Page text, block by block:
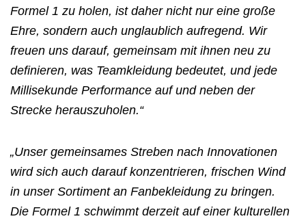
Formel 1 zu holen, ist daher nicht nur eine große
Ehre, sondern auch unglaublich aufregend. Wir
freuen uns darauf, gemeinsam mit ihnen neu zu
definieren, was Teamkleidung bedeutet, und jede
Millisekunde Performance auf und neben der
Strecke herauszuholen.“
„Unser gemeinsames Streben nach Innovationen
wird sich auch darauf konzentrieren, frischen Wind
in unser Sortiment an Fanbekleidung zu bringen.
Die Formel 1 schwimmt derzeit auf einer kulturellen